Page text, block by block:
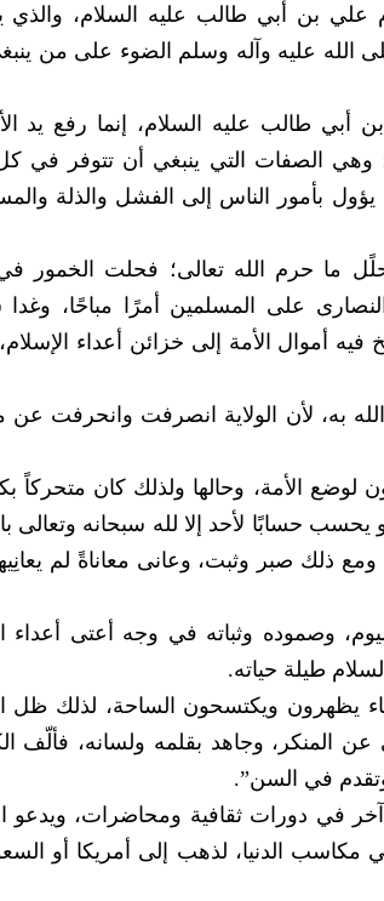
علي بن أبي طالب عليه السلام، والذي
الله عليه وآله وسلم الضوء على من
طالب عليه السلام، إنما رفع يد
وهي الصفات التي ينبغي أن تتوفر في
يؤول بأمور الناس إلى الفشل والذلة
ما حرم الله تعالى؛ فحلت الخمور في
على المسلمين أمرًا مباحًا، وغدا
أموال الأمة إلى خزائن أعداء الإسلام،
به، لأن الولاية انصرفت وانحرفت عن
لوضع الأمة، وحالها ولذلك كان متحركاً
حسابًا لأحد إلا لله سبحانه وتعالى
ذلك صبر وثبت، وعانى معاناةً لم
وصموده وثباته في وجه أعتى أعداء
طيلة حياته.
يظهرون ويكتسحون الساحة، لذلك ظل
عن المنكر، وجاهد بقلمه ولسانه، فألّف
في السن”.
في دورات ثقافية ومحاضرات، ويدعو
مكاسب الدنيا، لذهب إلى أمريكا أو